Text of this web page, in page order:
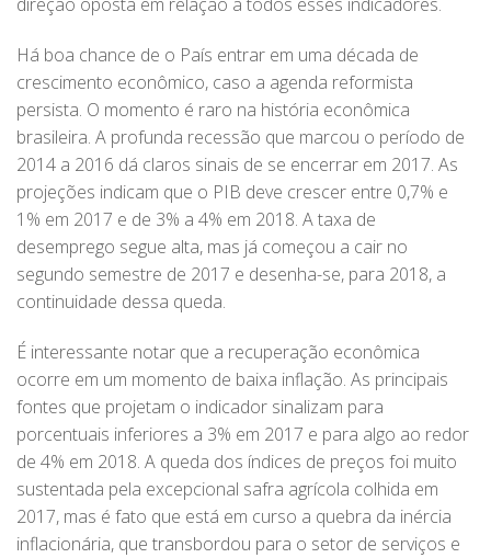
direção oposta em relação a todos esses indicadores.
Há boa chance de o País entrar em uma década de
crescimento econômico, caso a agenda reformista
persista. O momento é raro na história econômica
brasileira. A profunda recessão que marcou o período de
2014 a 2016 dá claros sinais de se encerrar em 2017. As
projeções indicam que o PIB deve crescer entre 0,7% e
1% em 2017 e de 3% a 4% em 2018. A taxa de
desemprego segue alta, mas já começou a cair no
segundo semestre de 2017 e desenha-se, para 2018, a
continuidade dessa queda.
É interessante notar que a recuperação econômica
ocorre em um momento de baixa inflação. As principais
fontes que projetam o indicador sinalizam para
porcentuais inferiores a 3% em 2017 e para algo ao redor
de 4% em 2018. A queda dos índices de preços foi muito
sustentada pela excepcional safra agrícola colhida em
2017, mas é fato que está em curso a quebra da inércia
inflacionária, que transbordou para o setor de serviços e